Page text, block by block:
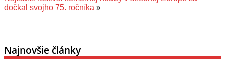
dočkal svojho 75. ročníka »
Najnovšie články